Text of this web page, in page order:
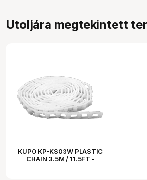
Utoljára megtekintett
KUPO KP-KS03W PLASTIC
CHAIN 3.5M / 11.5FT -